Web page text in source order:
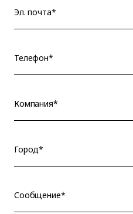
Эл. почта*
Телефон*
Компания*
Город*
Сообщение*